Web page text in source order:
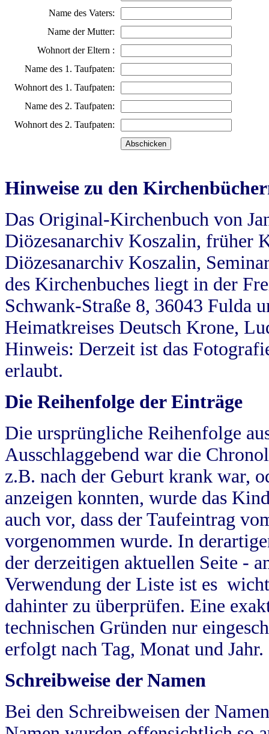
Name des Vaters:
Name der Mutter:
Wohnort der Eltern :
Name des 1. Taufpaten:
Wohnort des 1. Taufpaten:
Name des 2. Taufpaten:
Wohnort des 2. Taufpaten:
Hinweise zu den
Das Original-Kirchenbuch von
Diözesanarchiv Koszalin, früher
Diözesanarchiv Koszalin,
des Kirchenbuches liegt in der
Schwank-Straße 8, 36043 Fulda
Heimatkreises Deutsch Krone,
Hinweis: Derzeit ist das
erlaubt.
Die Reihenfolge der Einträge
Die ursprüngliche Reihenfolge
Ausschlaggebend war die
z.B. nach der Geburt krank war,
anzeigen konnten, wurde das
auch vor, dass der Taufeintrag
vorgenommen wurde. In
der derzeitigen aktuellen Seite -
Verwendung der Liste ist es
dahinter zu überprüfen. Eine
technischen Gründen nur
erfolgt nach Tag, Monat und Jahr.
Schreibweise der Namen
Bei den Schreibweisen der